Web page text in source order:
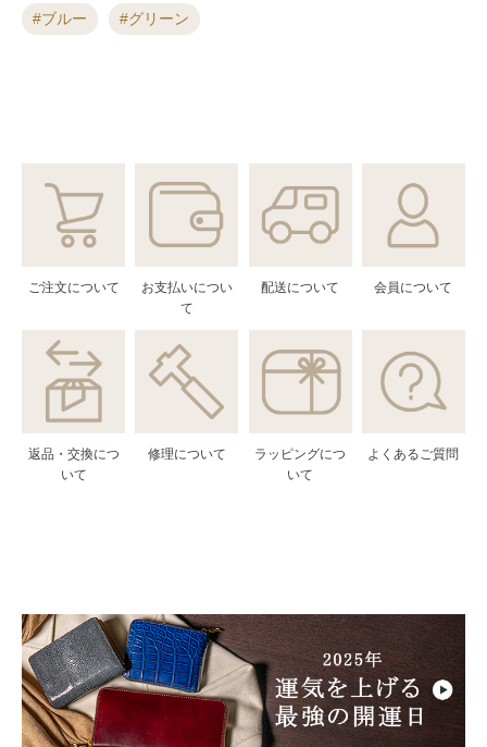
ブルー グリーン
ご注文について
お支払いについ
て
配送について 会員について
返品・交換につ
いて
修理について
ラッピングにつ
いて
よくあるご質問